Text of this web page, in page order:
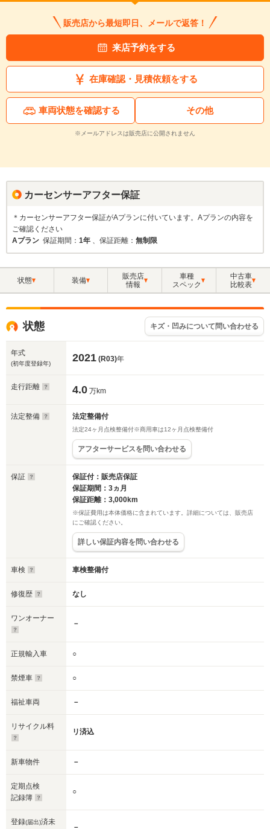
販売店から最短即日、メールで返答！
来店予約をする
在庫確認・見積依頼をする
車両状態を確認する その他
※メールアドレスは販売店に公開されません
カーセンサーアフター保証
＊カーセンサーアフター保証がAプランに付いています。Aプランの内容を
ご確認ください
Aプラン 保証期間： 1年 、保証距離： 無制限
状態 装備
販売店
情報
車種
スペック
中古車
比較表
状態 キズ・凹みについて問い合わせる
年式
(初年度登録年) 2021 (R03)年
走行距離 4.0 万km
法定整備 法定整備付
法定24ヶ月点検整備付※商用車は12ヶ月点検整備付
アフターサービスを問い合わせる
保証
保証付：販売店保証
保証期間：3ヵ月
保証距離：3,000km
※保証費用は本体価格に含まれています。詳細については、販売店
にご確認ください。
詳しい保証内容を問い合わせる
車検 車検整備付
修復歴 なし
ワンオーナー
－
正規輸入車 ○
禁煙車 ○
福祉車両 －
リサイクル料
リ済込
新車物件 －
定期点検
記録簿
○
登録(届出)済未
－